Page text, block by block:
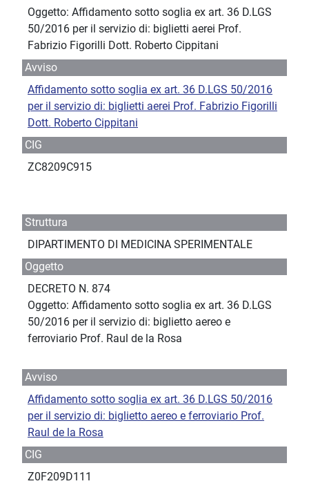
Oggetto: Affidamento sotto soglia ex art. 36 D.LGS
50/2016 per il servizio di: biglietti aerei Prof.
Fabrizio Figorilli Dott. Roberto Cippitani
Avviso
Affidamento sotto soglia ex art. 36 D.LGS 50/2016
per il servizio di: biglietti aerei Prof. Fabrizio Figorilli
Dott. Roberto Cippitani
CIG
ZC8209C915
Struttura
DIPARTIMENTO DI MEDICINA SPERIMENTALE
Oggetto
DECRETO N. 874
Oggetto: Affidamento sotto soglia ex art. 36 D.LGS
50/2016 per il servizio di: biglietto aereo e
ferroviario Prof. Raul de la Rosa
Avviso
Affidamento sotto soglia ex art. 36 D.LGS 50/2016
per il servizio di: biglietto aereo e ferroviario Prof.
Raul de la Rosa
CIG
Z0F209D111